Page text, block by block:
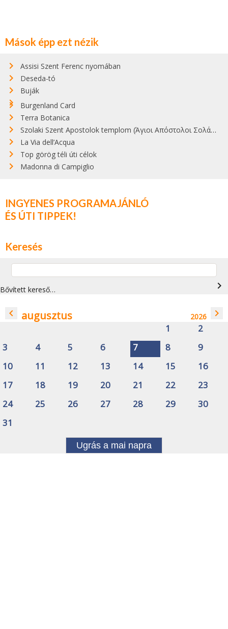
Mások épp ezt nézik
Assisi Szent Ferenc nyomában
Deseda-tó
Buják
Burgenland Card
Terra Botanica
Szolaki Szent Apostolok templom (Άγιοι Απόστολοι Σολάκη)
La Via dell’Acqua
Top görög téli úti célok
Madonna di Campiglio
INGYENES PROGRAMAJÁNLÓ
ÉS ÚTI TIPPEK!
Keresés
Bővített kereső… navigate_next
navigate_before augusztus 2026 navigate_next
1
2
3
4 5 6 7 8
9
10
11 12 13 14 15
16
17
18 19 20 21 22
23
24
25 26 27 28 29
30
31
Ugrás a mai napra